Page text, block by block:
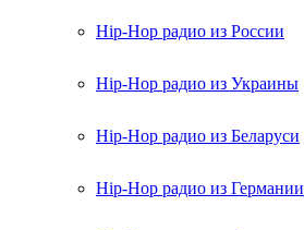
Hip-Hop радио из России
Hip-Hop радио из Украины
Hip-Hop радио из Беларуси
Hip-Hop радио из Германии